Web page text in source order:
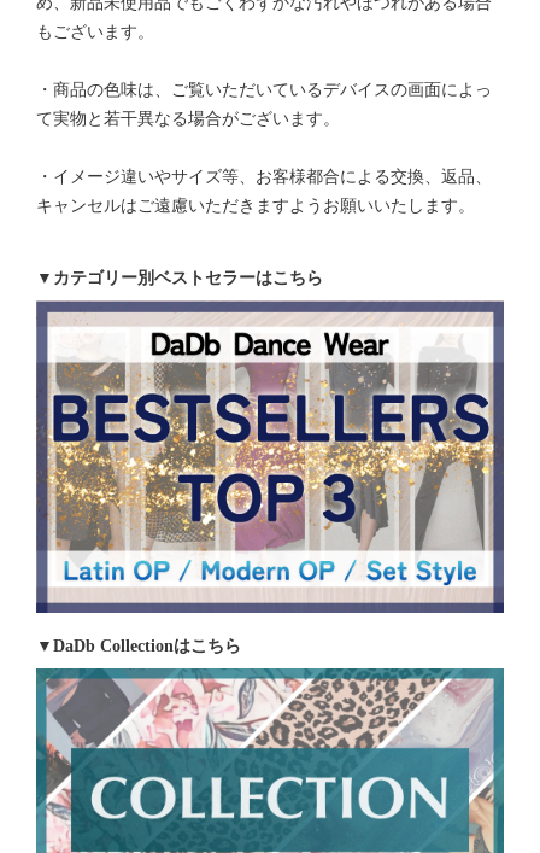
もございます。
・商品の色味は、ご覧いただいているデバイスの画面によっ
て実物と若干異なる場合がございます。
・イメージ違いやサイズ等、お客様都合による交換、返品、
キャンセルはご遠慮いただきますようお願いいたします。
▼カテゴリー別ベストセラーはこちら
▼DaDb Collectionはこちら